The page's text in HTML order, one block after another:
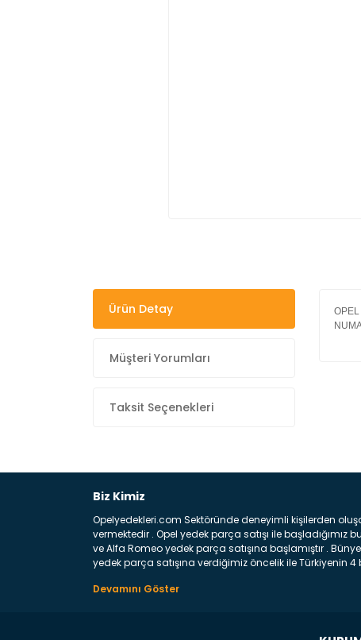
Ürün Detay
Müşteri Yorumları
Taksit Seçenekleri
Biz Kimiz
Opelyedekleri.com Sektöründe deneyimli kişilerden
vermektedir . Opel yedek parça satışı ile
ve Alfa Romeo yedek parça satışına başlamıştır .
yedek parça satışına verdiğimiz öncelik ile Türkiyenin
belirttiğimiz parçalar sizlere fikir sağlayacaktır. Ön
üretilmiş disk ile teması sayesinde durmayı sağlayan